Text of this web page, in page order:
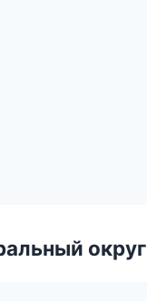
округ